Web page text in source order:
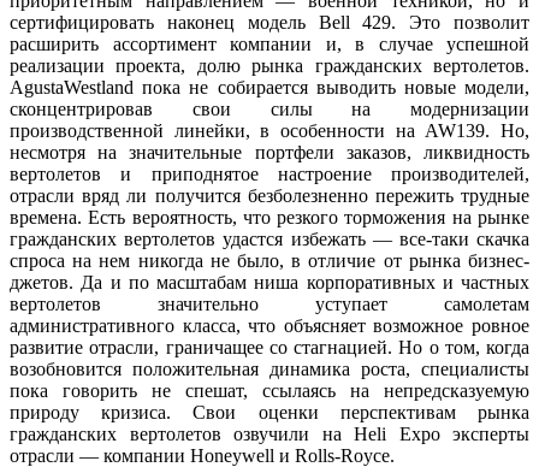
сертифицировать наконец модель Bell 429. Это позволит
расширить ассортимент компании и, в случае успешной
реализации проекта, долю рынка гражданских вертолетов.
AgustaWestland пока не собирается выводить новые модели,
сконцентрировав свои силы на модернизации
производственной линейки, в особенности на AW139. Но,
несмотря на значительные портфели заказов, ликвидность
вертолетов и приподнятое настроение производителей,
отрасли вряд ли получится безболезненно пережить трудные
времена. Есть вероятность, что резкого торможения на рынке
гражданских вертолетов удастся избежать — все-таки скачка
спроса на нем никогда не было, в отличие от рынка бизнес-
джетов. Да и по масштабам ниша корпоративных и частных
вертолетов значительно уступает самолетам
административного класса, что объясняет возможное ровное
развитие отрасли, граничащее со стагнацией. Но о том, когда
возобновится положительная динамика роста, специалисты
пока говорить не спешат, ссылаясь на непредсказуемую
природу кризиса. Свои оценки перспективам рынка
гражданских вертолетов озвучили на Heli Expo эксперты
отрасли — компании Honeywell и Rolls-Royce.